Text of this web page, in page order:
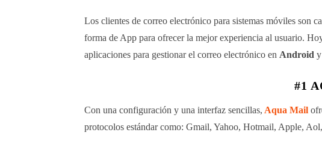
Los clientes de correo electrónico para sistemas móviles son
forma de App para ofrecer la mejor experiencia al usuario.
aplicaciones para gestionar el correo electrónico en Android
#1
Con una configuración y una interfaz sencillas, Aqua Mail
protocolos estándar como: Gmail, Yahoo, Hotmail, Apple,